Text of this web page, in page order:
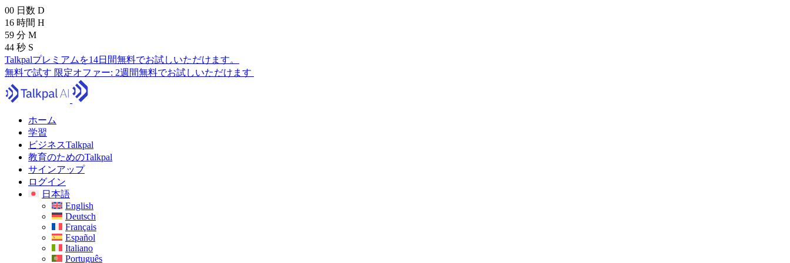
00 日数 D
16 時間 H
59 分 M
42 秒 S
Talkpalプレミアムを14日間無料でお試しいただけます。
無料で試す 限定オファー: 2週間無料でお試しいただけます
ホーム
学習
ビジネスTalkpal
教育のためのTalkpal
サインアップ
ログイン
日本語
English
Deutsch
Français
Español
Italiano
Português